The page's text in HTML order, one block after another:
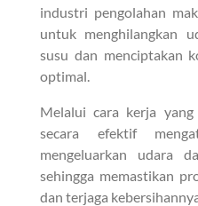
industri pengolahan
untuk menghilangkan
susu dan menciptakan
optimal.
Melalui cara kerja
secara efektif
mengeluarkan udara
sehingga memastikan
dan terjaga